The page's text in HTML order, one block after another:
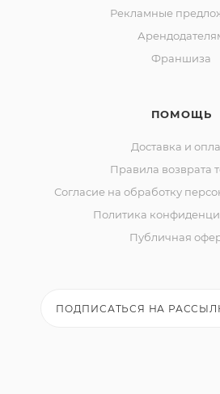
Рекламные
Франшиза
ПОМОЩЬ
Доставка и
Правила возврата
Согласие на обработку
Политика
Публичная
ПОДПИСАТЬСЯ НА